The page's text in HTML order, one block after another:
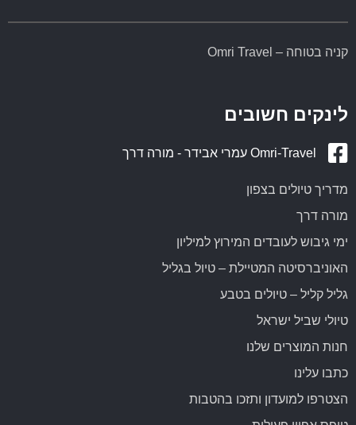
קניה בטוחה – Omri Travel
לינקים חשובים
Omri-Travel עמרי אבידר - מורה דרך
מדריך טיולים בצפון
מורה דרך
ימי גיבוש לעובדים המירוץ למיליון
האוניברסיטה המטיילת – טיול בגליל
גליל קליל – טיולים בטבע
טיולי שביל ישראל
חנות המוצרים שלנו
כתבו עלינו
הצטרפו למועדון ותזכו בהטבות